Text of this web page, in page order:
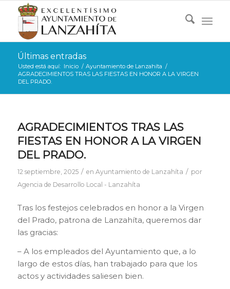
Últimas entradas
Usted está aquí: Inicio / Ayuntamiento de Lanzahíta /
AGRADECIMIENTOS TRAS LAS FIESTAS EN HONOR A LA VIRGEN
DEL PRADO.
AGRADECIMIENTOS TRAS LAS
FIESTAS EN HONOR A LA VIRGEN
DEL PRADO.
12 septiembre, 2025 / en Ayuntamiento de Lanzahíta / por
Agencia de Desarrollo Local - Lanzahíta
Tras los festejos celebrados en honor a la Virgen
del Prado, patrona de Lanzahíta, queremos dar
las gracias:
– A los empleados del Ayuntamiento que, a lo
largo de estos días, han trabajado para que los
actos y actividades saliesen bien.